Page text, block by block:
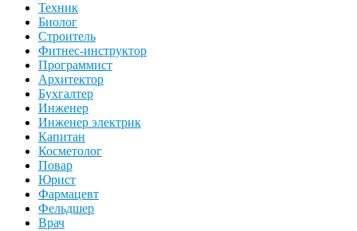
Техник
Биолог
Строитель
Фитнес-инструктор
Программист
Архитектор
Бухгалтер
Инженер
Инженер электрик
Капитан
Косметолог
Повар
Юрист
Фармацевт
Фельдшер
Врач